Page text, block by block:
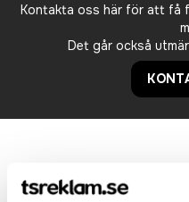
Kontakta oss här för att få
Det går också
Relaterade